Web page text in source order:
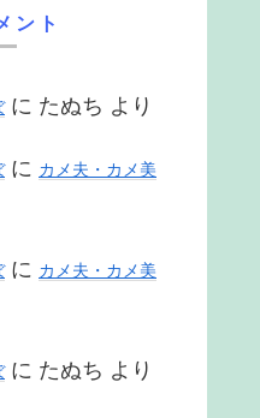
ント
に たぬち より
に カメ夫・カメ美
に カメ夫・カメ美
に たぬち より